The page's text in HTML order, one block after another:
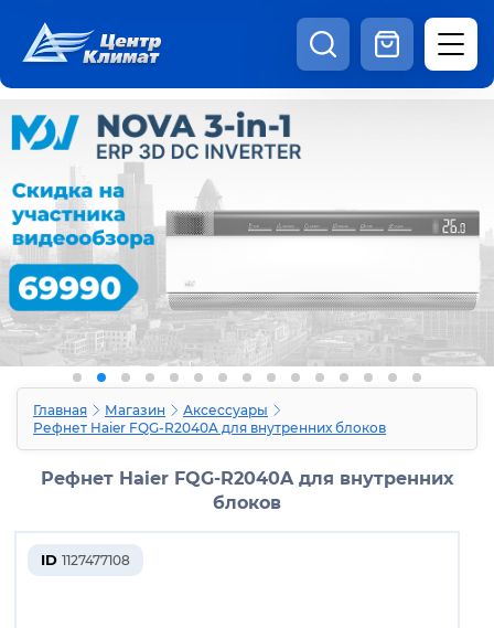
Каталог
Статьи
Наши работы Отзывы
Доставка и оплата Оферта
Контакты
8:00 - 20:00 Шоурум
Главная Магазин
Аксессуары
Рефнет Haier FQG-R2040A для внутренних блоков
Рефнет Haier FQG-R2040A для внутренних
блоков
ID 1127477108